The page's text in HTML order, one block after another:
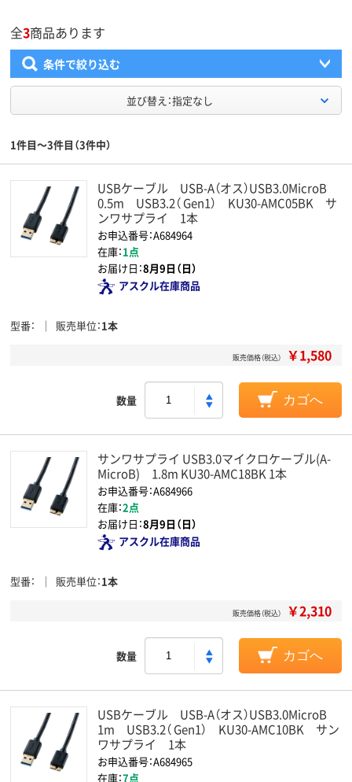
全3商品あります
条件で絞り込む
並び替え：指定なし
1件目～3件目（3件中）
USBケーブル USB-A（オス）USB3.0MicroB
0.5m USB3.2（ Gen1） KU30-AMC05BK サ
ンワサプライ 1本
お申込番号：A684964
在庫：1点
お届け日：8月9日（日）
アスクル在庫商品
型番 販売単位 1本
販売価格（税込） ￥1,580
数量 カゴへ
サンワサプライ USB3.0マイクロケーブル(A-
MicroB) 1.8m KU30-AMC18BK 1本
お申込番号：A684966
在庫：2点
お届け日：8月9日（日）
アスクル在庫商品
型番 販売単位 1本
販売価格（税込） ￥2,310
数量 カゴへ
USBケーブル USB-A（オス）USB3.0MicroB
1m USB3.2（ Gen1） KU30-AMC10BK サン
ワサプライ 1本
お申込番号：A684965
在庫：7点